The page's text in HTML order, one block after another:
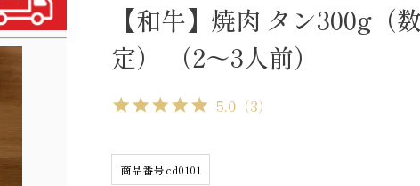
【和牛】焼肉 タン300g（
定） （2～3人前）
5.0 （3）
商品番号 cd0101